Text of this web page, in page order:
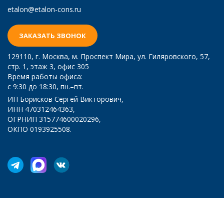
etalon@etalon-cons.ru
ЗАКАЗАТЬ ЗВОНОК
129110, г. Москва, м. Проспект Мира, ул. Гиляровского, 57,
стр. 1, этаж 3, офис 305
Время работы офиса:
с 9:30 до 18:30, пн.–пт.
ИП Борисков Сергей Викторович,
ИНН 470312464363,
ОГРНИП 315774600020296,
ОКПО 0193925508.